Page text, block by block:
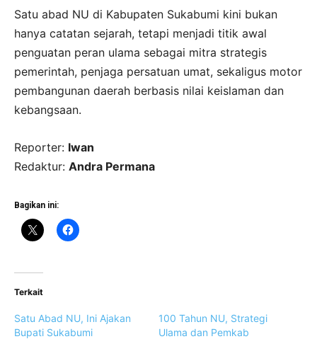
Satu abad NU di Kabupaten Sukabumi kini bukan
hanya catatan sejarah, tetapi menjadi titik awal
penguatan peran ulama sebagai mitra strategis
pemerintah, penjaga persatuan umat, sekaligus motor
pembangunan daerah berbasis nilai keislaman dan
kebangsaan.
Reporter: Iwan
Redaktur: Andra Permana
Bagikan ini:
Terkait
Satu Abad NU, Ini Ajakan
Bupati Sukabumi
100 Tahun NU, Strategi
Ulama dan Pemkab